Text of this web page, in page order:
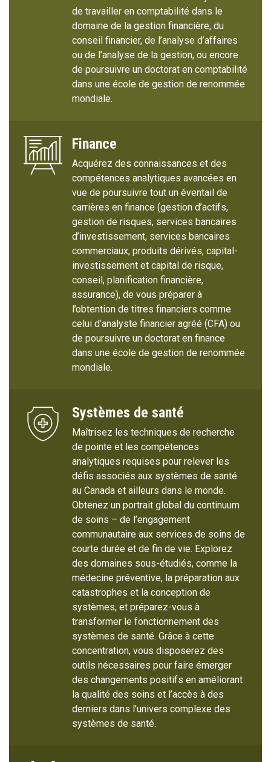
de travailler en comptabilité dans le
domaine de la gestion financière, du
conseil financier, de l’analyse d’affaires
ou de l’analyse de la gestion, ou encore
de poursuivre un doctorat en comptabilité
dans une école de gestion de renommée
mondiale.
Finance
Acquérez des connaissances et des
compétences analytiques avancées en
vue de poursuivre tout un éventail de
carrières en finance (gestion d’actifs,
gestion de risques, services bancaires
d’investissement, services bancaires
commerciaux, produits dérivés, capital-
investissement et capital de risque,
conseil, planification financière,
assurance), de vous préparer à
l’obtention de titres financiers comme
celui d’analyste financier agréé (CFA) ou
de poursuivre un doctorat en finance
dans une école de gestion de renommée
mondiale.
Systèmes de santé
Maîtrisez les techniques de recherche
de pointe et les compétences
analytiques requises pour relever les
défis associés aux systèmes de santé
au Canada et ailleurs dans le monde.
Obtenez un portrait global du continuum
de soins – de l’engagement
communautaire aux services de soins de
courte durée et de fin de vie. Explorez
des domaines sous-étudiés, comme la
médecine préventive, la préparation aux
catastrophes et la conception de
systèmes, et préparez-vous à
transformer le fonctionnement des
systèmes de santé. Grâce à cette
concentration, vous disposerez des
outils nécessaires pour faire émerger
des changements positifs en améliorant
la qualité des soins et l’accès à des
derniers dans l’univers complexe des
systèmes de santé.